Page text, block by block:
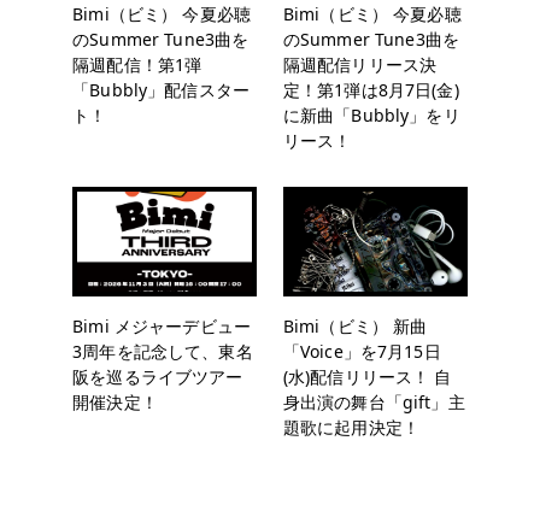
Bimi（ビミ） 今夏必聴
のSummer Tune3曲を
隔週配信！第1弾
「Bubbly」配信スター
ト！
Bimi（ビミ） 今夏必聴
のSummer Tune3曲を
隔週配信リリース決
定！第1弾は8月7日(金)
に新曲「Bubbly」をリ
リース！
Bimi メジャーデビュー
3周年を記念して、東名
阪を巡るライブツアー
開催決定！
Bimi（ビミ） 新曲
「Voice」を7月15日
(水)配信リリース！ 自
身出演の舞台「gift」主
題歌に起用決定！